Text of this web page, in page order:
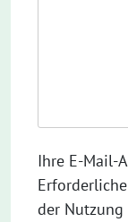
Ihre E-Mail-
der